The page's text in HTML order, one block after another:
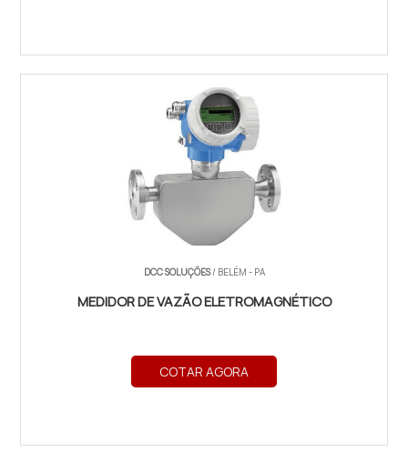
DCC SOLUÇÕES/ BELÉM - PA
MEDIDOR DE VAZÃO ELETROMAGNÉTICO
COTAR AGORA